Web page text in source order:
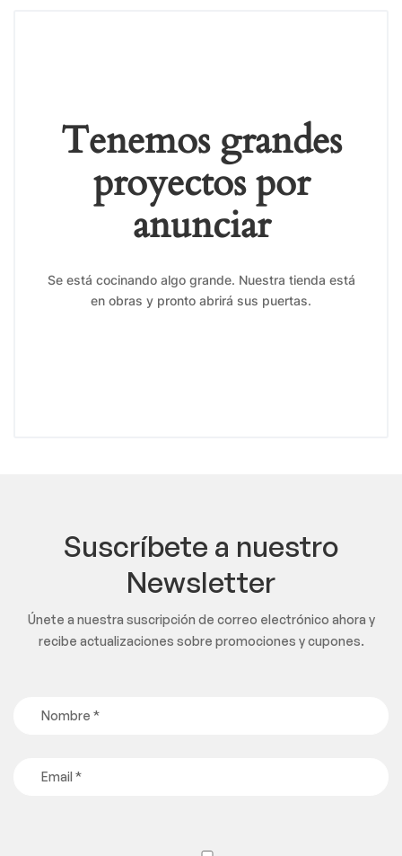
Tenemos grandes
proyectos por
anunciar
Se está cocinando algo grande. Nuestra tienda está
en obras y pronto abrirá sus puertas.
Suscríbete a nuestro
Newsletter
Únete a nuestra suscripción de correo electrónico ahora y
recibe actualizaciones sobre promociones y cupones.